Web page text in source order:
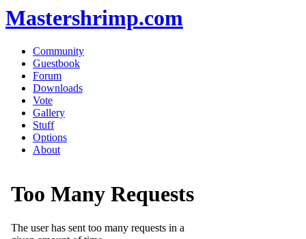
Mastershrimp.com
Community
Guestbook
Forum
Downloads
Vote
Gallery
Stuff
Options
About